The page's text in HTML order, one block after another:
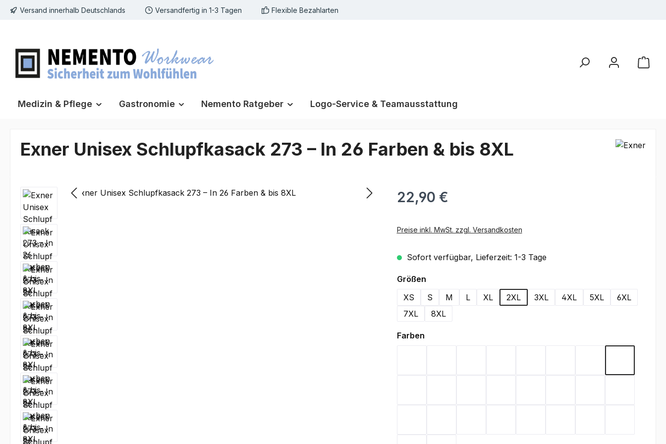
Hauptinhalt springen
Zur Suche springen
Zur Hauptnavigation springen
Versand innerhalb Deutschlands Versandfertig in 1-3 Tagen Flexible Bezahlarten
Medizin & Pflege Gastronomie Nemento Ratgeber Logo-Service & Teamausstattung
Exner Unisex Schlupfkasack 273 – In 26 Farben & bis 8XL
Bildergalerie überspringen 22,90 €
Preise inkl. MwSt. zzgl. Versandkosten
Sofort verfügbar, Lieferzeit: 1-3 Tage
Größenauswählen
XS
S M L XL 2XL 3XL 4XL 5XL
6XL
7XL
8XL
Farbenauswählen